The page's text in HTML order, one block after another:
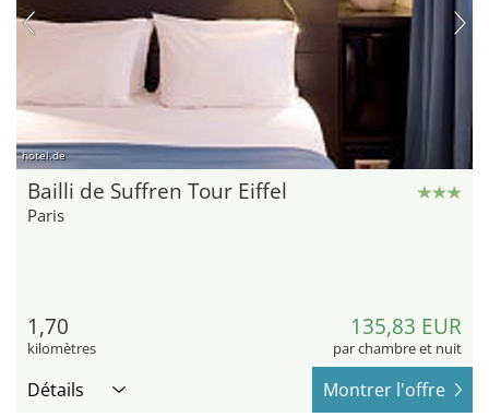
hotel.de
Bailli de Suffren Tour Eiffel
Paris
1,70
kilomètres
135,83 EUR
par chambre et nuit
Détails Montrer l'offre